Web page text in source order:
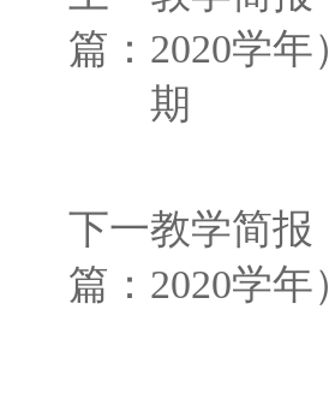
篇： 2020学年
期
下一
篇：
教学简报
2020学年